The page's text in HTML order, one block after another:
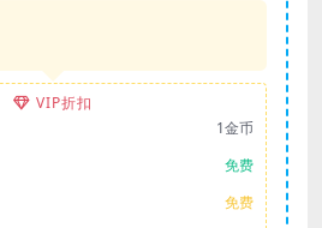
VIP折扣
1金币
免费
免费